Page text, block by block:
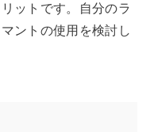
ットです。自分のラ
ントの使用を検討し